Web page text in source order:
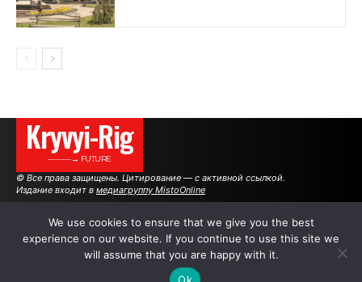
Kryvyi-Rig
———→ FUTURE
© Все права защищены. Цитирование — с активной ссылкой.
Издание входит в медиагруппу MistoOnline
АВТОРЫ РЕКЛАМА НА САЙТЕ
We use cookies to ensure that we give you the best
experience on our website. If you continue to use this site we
will assume that you are happy with it.
Ok